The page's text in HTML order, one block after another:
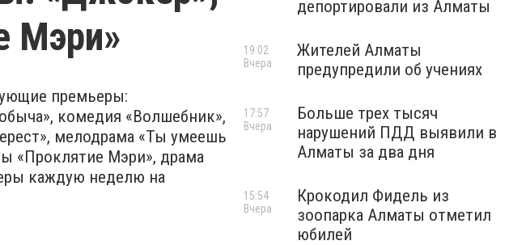
Мэри»
премьеры:
комедия «Волшебник»,
мелодрама «Ты умеешь
«Проклятие Мэри», драма
каждую неделю на
депортировали из Алматы
Жителей Алматы
предупредили об учениях
19:02
Вчера
Больше трех тысяч
нарушений ПДД выявили в
Алматы за два дня
17:57
Вчера
Крокодил Фидель из
зоопарка Алматы отметил
юбилей
15:54
Вчера